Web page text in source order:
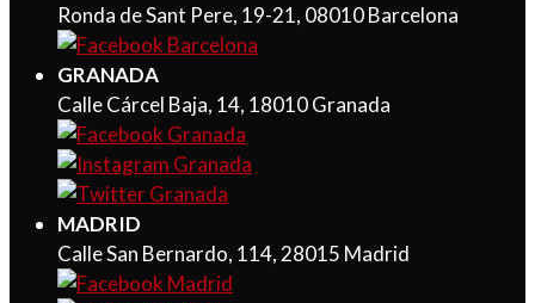
Ronda de Sant Pere, 19-21, 08010 Barcelona
GRANADA
Calle Cárcel Baja, 14, 18010 Granada
MADRID
Calle San Bernardo, 114, 28015 Madrid